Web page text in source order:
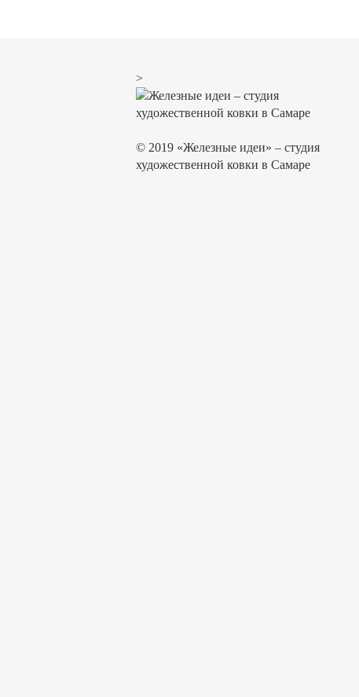
>
© 2019 «Железные идеи» – студия
художественной ковки в Самаре